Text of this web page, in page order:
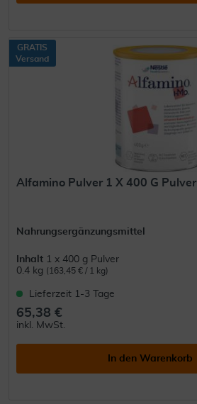
GRATIS
Versand
Alfamino Pulver 1 X 400 G Pulver
Nahrungsergänzungsmittel
Inhalt 1 x 400 g Pulver
0.4 kg (163,45 € / 1 kg)
Lieferzeit 1-3 Tage
65,38 €
inkl. MwSt.
In den Warenkorb